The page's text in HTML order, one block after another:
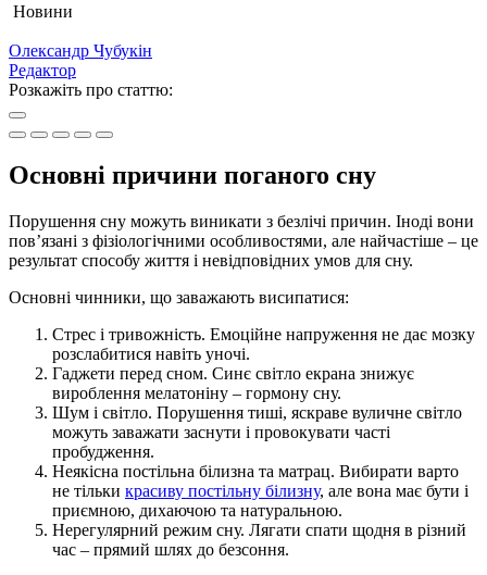
Новини
Олександр Чубукін
Редактор
Розкажіть про статтю:
Основні причини поганого сну
Порушення сну можуть виникати з безлічі причин. Іноді вони
пов’язані з фізіологічними особливостями, але найчастіше – це
результат способу життя і невідповідних умов для сну.
Основні чинники, що заважають висипатися:
Стрес і тривожність. Емоційне напруження не дає мозку
розслабитися навіть уночі.
Гаджети перед сном. Синє світло екрана знижує
вироблення мелатоніну – гормону сну.
Шум і світло. Порушення тиші, яскраве вуличне світло
можуть заважати заснути і провокувати часті
пробудження.
Неякісна постільна білизна та матрац. Вибирати варто
не тільки красиву постільну білизну, але вона має бути і
приємною, дихаючою та натуральною.
Нерегулярний режим сну. Лягати спати щодня в різний
час – прямий шлях до безсоння.